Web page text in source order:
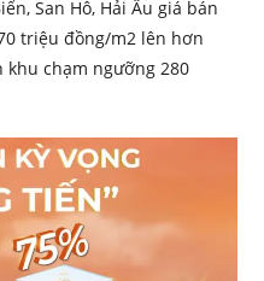
San Hô, Hải Âu giá bán
triệu đồng/m2 lên hơn
chạm ngưỡng 280